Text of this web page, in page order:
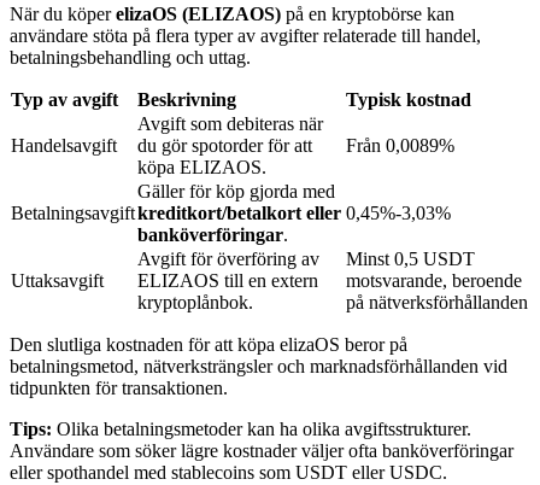
Exklusiva investeringar för BTR-innehavare
Lån
När du köperelizaOS (ELIZAOS) på en kryptobörse kan
användare stöta på flera typer av avgifter relaterade till handel,
betalningsbehandling och uttag.
Typ av avgift Beskrivning Typisk kostnad
Handelsavgift
Avgift som debiteras när
du gör spotorder för att
köpa ELIZAOS.
Från 0,0089%
Betalningsavgift
Gäller för köp gjorda med
kreditkort/betalkort eller
banköverföringar.
0,45%-3,03%
Uttaksavgift
Avgift för överföring av
ELIZAOS till en extern
kryptoplånbok.
Minst 0,5 USDT
motsvarande, beroende
på nätverksförhållanden
Den slutliga kostnaden för att köpa elizaOS beror på
betalningsmetod, nätverksträngsler och marknadsförhållanden vid
tidpunkten för transaktionen.
Tips: Olika betalningsmetoder kan ha olika avgiftsstrukturer.
Användare som söker lägre kostnader väljer ofta banköverföringar
eller spothandel med stablecoins som USDT eller USDC.